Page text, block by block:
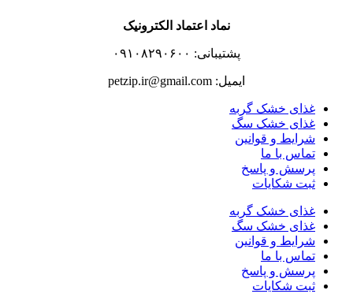
نماد اعتماد الکترونیک
پشتیبانی: ۰۹۱۰۸۲۹۰۶۰۰
ایمیل: petzip.ir@gmail.com
غذای خشک گربه
غذای خشک سگ
شرایط و قوانین
تماس با ما
پرسش و پاسخ
ثبت شکایات
غذای خشک گربه
غذای خشک سگ
شرایط و قوانین
تماس با ما
پرسش و پاسخ
ثبت شکایات